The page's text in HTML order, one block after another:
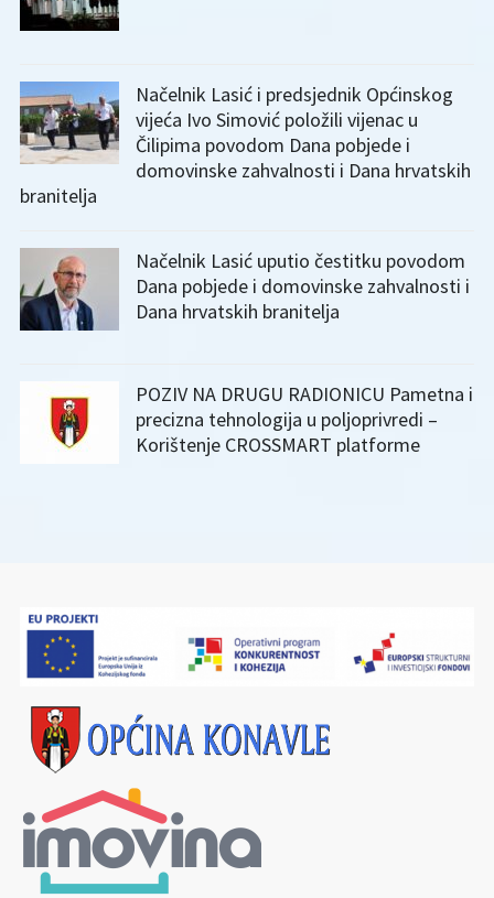
Načelnik Lasić i predsjednik Općinskog
vijeća Ivo Simović položili vijenac u
Čilipima povodom Dana pobjede i
domovinske zahvalnosti i Dana hrvatskih
branitelja
Načelnik Lasić uputio čestitku povodom
Dana pobjede i domovinske zahvalnosti i
Dana hrvatskih branitelja
POZIV NA DRUGU RADIONICU Pametna i
precizna tehnologija u poljoprivredi –
Korištenje CROSSMART platforme